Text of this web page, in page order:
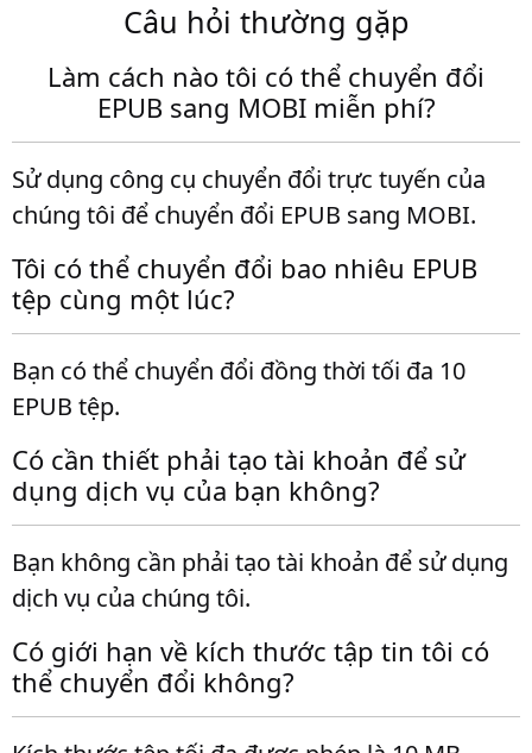
Câu hỏi thường gặp
Làm cách nào tôi có thể chuyển đổi
EPUB sang MOBI miễn phí?
Sử dụng công cụ chuyển đổi trực tuyến của
chúng tôi để chuyển đổi EPUB sang MOBI.
Tôi có thể chuyển đổi bao nhiêu EPUB
tệp cùng một lúc?
Bạn có thể chuyển đổi đồng thời tối đa 10
EPUB tệp.
Có cần thiết phải tạo tài khoản để sử
dụng dịch vụ của bạn không?
Bạn không cần phải tạo tài khoản để sử dụng
dịch vụ của chúng tôi.
Có giới hạn về kích thước tập tin tôi có
thể chuyển đổi không?